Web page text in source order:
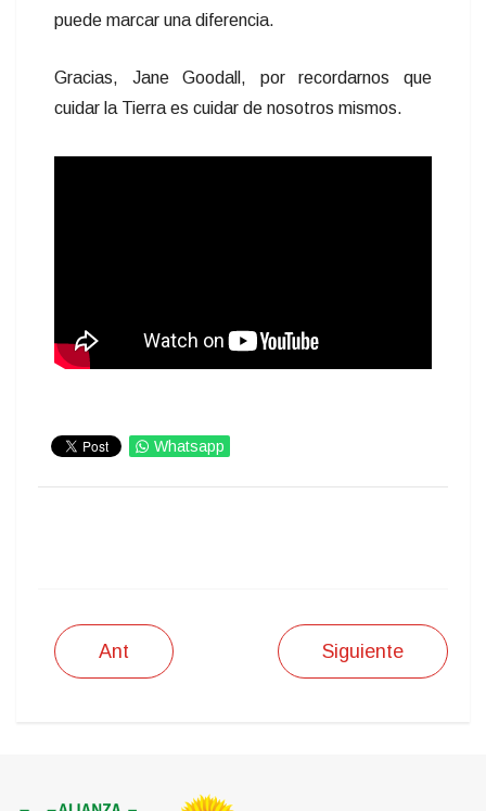
puede marcar una diferencia.
Gracias, Jane Goodall, por recordarnos que
cuidar la Tierra es cuidar de nosotros mismos.
Whatsapp
Ant Siguiente